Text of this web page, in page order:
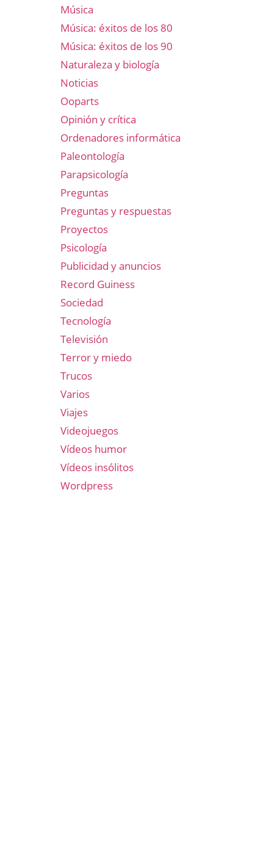
Música
Música: éxitos de los 80
Música: éxitos de los 90
Naturaleza y biología
Noticias
Ooparts
Opinión y crítica
Ordenadores informática
Paleontología
Parapsicología
Preguntas
Preguntas y respuestas
Proyectos
Psicología
Publicidad y anuncios
Record Guiness
Sociedad
Tecnología
Televisión
Terror y miedo
Trucos
Varios
Viajes
Videojuegos
Vídeos humor
Vídeos insólitos
Wordpress